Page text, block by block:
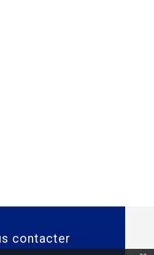
contacter